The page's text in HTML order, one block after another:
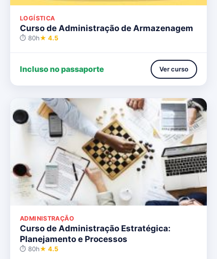
LOGÍSTICA
Curso de Administração de Armazenagem
⏱ 80h★ 4.5
Incluso no passaporte Ver curso
ADMINISTRAÇÃO
Curso de Administração Estratégica:
Planejamento e Processos
⏱ 80h★ 4.5